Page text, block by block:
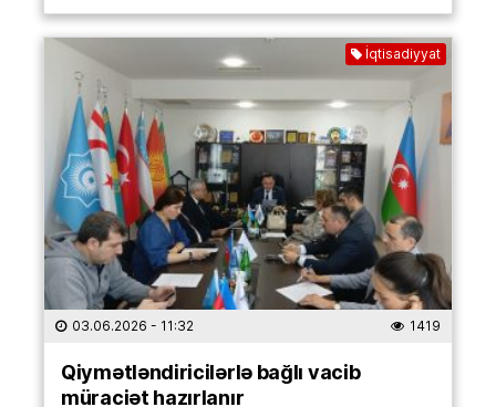
İqtisadiyyat
03.06.2026 - 11:32 1419
Qiymətləndiricilərlə bağlı vacib
müraciət hazırlanır